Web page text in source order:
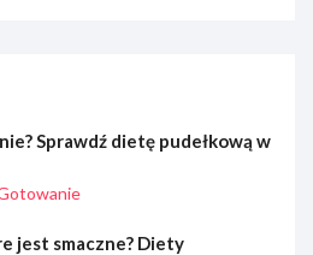
Sprawdź dietę pudełkową w
jest smaczne? Diety